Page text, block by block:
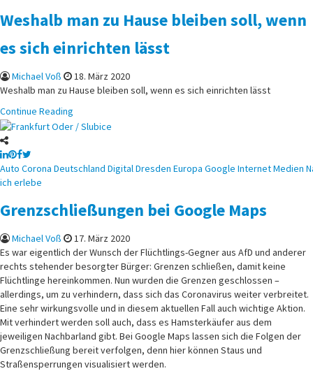
Weshalb man zu Hause bleiben soll, wenn
es sich einrichten lässt
Michael Voß
18. März 2020
Weshalb man zu Hause bleiben soll, wenn es sich einrichten lässt
Continue Reading
Posted
in
Auto Corona Deutschland DigitalDresden Europa Google InternetMedien
ich erlebe
Grenzschließungen bei Google Maps
Michael Voß
17. März 2020
Es war eigentlich der Wunsch der Flüchtlings-Gegner aus AfD und anderer
rechts stehender besorgter Bürger: Grenzen schließen, damit keine
Flüchtlinge hereinkommen. Nun wurden die Grenzen geschlossen –
allerdings, um zu verhindern, dass sich das Coronavirus weiter verbreitet.
Eine sehr wirkungsvolle und in diesem aktuellen Fall auch wichtige Aktion.
Mit verhindert werden soll auch, dass es Hamsterkäufer aus dem
jeweiligen Nachbarland gibt. Bei Google Maps lassen sich die Folgen der
Grenzschließung bereit verfolgen, denn hier können Staus und
Straßensperrungen visualisiert werden.